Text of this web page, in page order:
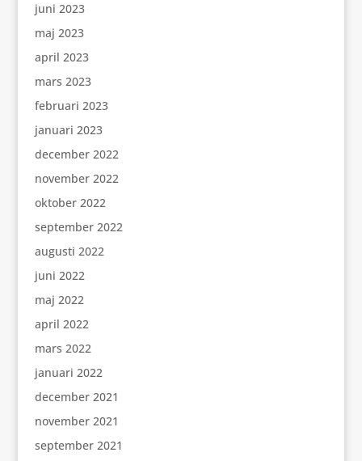
juni 2023
maj 2023
april 2023
mars 2023
februari 2023
januari 2023
december 2022
november 2022
oktober 2022
september 2022
augusti 2022
juni 2022
maj 2022
april 2022
mars 2022
januari 2022
december 2021
november 2021
september 2021